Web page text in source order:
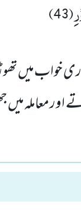
میں تھو
معاملہ میں